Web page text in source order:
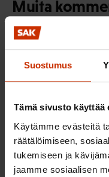
Suostumus
Tämä sivusto käyttää
Käytämme evästeitä
räätälöimiseen,
tukemiseen ja
jaamme sosiaalisen
Muita
Onko teillä muita
jatkotyössä
tietoa. Saattaa olla,
mahdollisesti
toimeenpanemat